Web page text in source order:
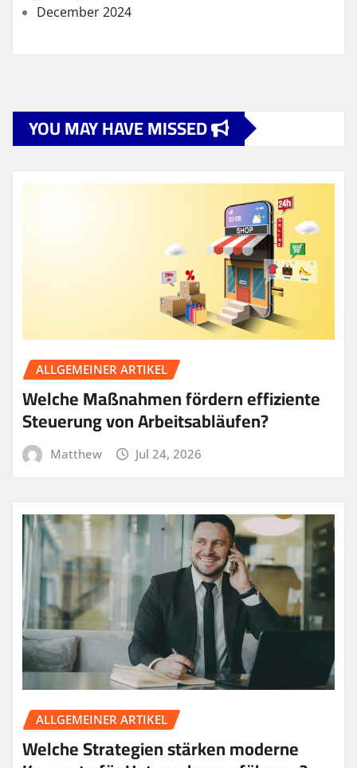
December 2024
YOU MAY HAVE MISSED
ALLGEMEINER ARTIKEL
Welche Maßnahmen fördern effiziente
Steuerung von Arbeitsabläufen?
Matthew Jul 24, 2026
ALLGEMEINER ARTIKEL
Welche Strategien stärken moderne